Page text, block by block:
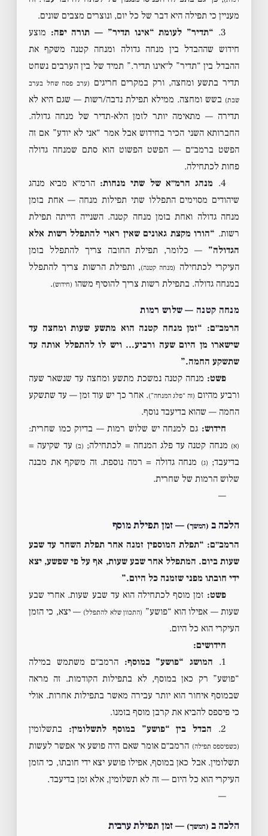
מעניין כי תפילה היא דבר של כל יום, ונוצרים מצבים שונים.
3.
“תדיר” לעומת “אינו תדיר” — תורה יפה: מוצע
חידוש שההבדל בין מנחה גדולה ומנחה קטנה משקף את
ההבדל בין “תדיר” ל״אינו תדיר.” תמיד של בין הערבים נשחט
תדיר בתשע ומחצה, ורק במקרים חריגים (ערב פסח שחל בערב
שבת) בשש ומחצה. ממילא תפילת נדבה/רשות — שגם היא לא
תדירה — מתאימה יותר לזמן הלא-תדיר של מנחה גדולה.
החברותא השני הכיר בחידוש אבל אמר “אני לא יודע” אם זה
הפשט ברמב״ם — הפשט הפשוט הוא סתם שמנחה גדולה
פחות לכתחילה.
4.
מנהג הרמ״א של שתי מנחות: הרמ״א מביא מנהג
שיהודים מסוימים התפללו שתי תפילות מנחה — אחת בזמן
מנחה גדולה ואחת בזמן מנחה קטנה. השנייה הייתה תפילת
רשות. “הורו מקצת גאונים שאין ראוי להתפלל רשות אלא
הגדולה” — כלומר, תפילת החובה צריך להתפלל בזמן
העיקרי לכתחילה (מנחה קטנה), ותפילת הרשות צריך להתפלל
במנחה גדולה. בתפילת רשות צריך להוסיף משהו (חידוש).
מנחה קטנה — שלוש רמות
הרמב״ם: “זמן מנחה קטנה הוא מתשע שעות ומחצה עד
שישארו מן היום שעה ורביע… ויש לו להתפלל אותה עד
שתשקע החמה.”
פשט: מנחה קטנה נמשכת מתשע ומחצה עד שנשאר שעה
ורביע מהיום (זה “פלג המנחה”). אחר כך יש עוד זמן — עד שתשקע
החמה — שהוא בדיעבד נוסף.
חידוש: גם למנחה יש שלוש רמות — בדיוק כמו שחרית:
(א) מנחה קטנה עד פלג המנחה = לכתחילה; (ב) עד שקיעה =
בדיעבד; (ג) מנחה גדולה = רמה נוספת. זה משקף את מבנה
שלוש הרמות של שחרית.
—
הלכה ב (המשך) — זמן תפילת מוסף
הרמב״ם: “תפלת המוספין זמנה אחר תפלת השחר עד שבע
שעות ביום. המתפלל אחר שבע שעות, אף על פי שפשע, יצא
ידי חובתו מפני שזמנה כל היום.”
פשט: זמן מוסף לכתחילה הוא עד שבע שעות. אחרי שבע
שעות — אפילו הוא “פושע” (התכוון שלא להתפלל) — יצא, כי הזמן
העיקרי הוא כל היום.
חידושים:
1.
המושג “פושע” במוסף: הרמב״ם משתמש במילה
“פושע” רק כאן במוסף, לא בתפילות הקודמות. זה מראה
שבמוסף איחור הוא יותר עבירה מאשר בתפילות אחרות. אולי
כי פיספס להביא את קרבן מוסף בזמנו.
2.
הבדל בין “פושע” במוסף לתשלומין: בתשלומין
(כשפיספס תפילה) הרמב״ם אומר שאם היה פושע אי אפשר לעשות
תשלומין. אבל כאן במוסף, אפילו פושע יצא ידי חובתו, כי הזמן
העיקרי הוא כל היום — זה לא תשלומין, אלא זמן בדיעבד.
—
הלכה ב (המשך) — זמן תפילת ערבית